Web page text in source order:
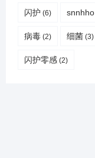
闪护 (6) snnhho
病毒 (2) 细菌 (3)
闪护零感 (2)